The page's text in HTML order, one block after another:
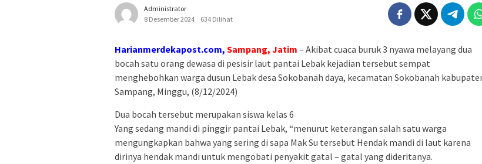
Administrator
8 Desember 2024
634 Dilihat
Harianmerdekapost.com, Sampang, Jatim – Akibat cuaca buruk 3 nyawa melayang dua
bocah satu orang dewasa di pesisir laut pantai Lebak kejadian tersebut sempat
menghebohkan warga dusun Lebak desa Sokobanah daya, kecamatan Sokobanah
Sampang, Minggu, (8/12/2024)
Dua bocah tersebut merupakan siswa kelas 6
Yang sedang mandi di pinggir pantai Lebak, “menurut keterangan salah satu warga
mengungkapkan bahwa yang sering di sapa Mak Su tersebut Hendak mandi di laut karena
dirinya hendak mandi untuk mengobati penyakit gatal – gatal yang dideritanya.